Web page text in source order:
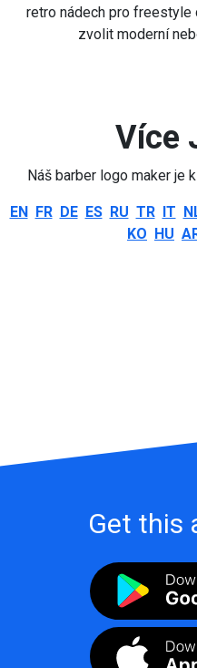
retro nádech pro freestyle
zvolit moderní
Více
Náš barber logo maker je
EN FR DE ES RU TR IT
KO HU
Get this